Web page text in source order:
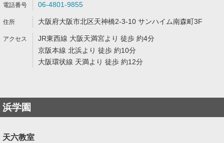
06-4801-9855
大阪府大阪市北区天神橋2-3-10 サンハイム南森町3F
JR東西線 大阪天満宮より 徒歩 約4分
京阪本線 北浜より 徒歩 約10分
大阪環状線 天満より 徒歩 約12分
浜学園
天六教室